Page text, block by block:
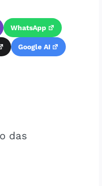
WhatsApp
Google AI
das